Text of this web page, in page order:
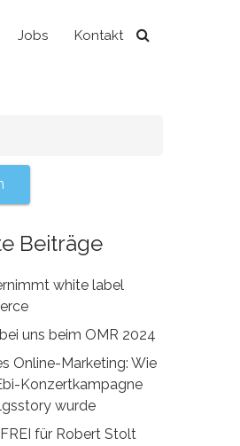
Jobs Kontakt
Beiträge
white label
uns beim OMR 2024
Online-Marketing: Wie
Konzertkampagne
wurde
für Robert Stolt